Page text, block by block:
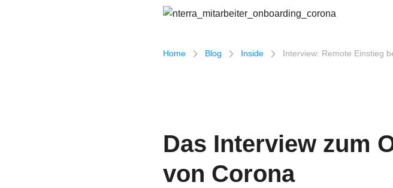
Breadcrumb-Navigation
Home Blog Inside Interview: Remote Einstieg
Das Interview zum
von Corona